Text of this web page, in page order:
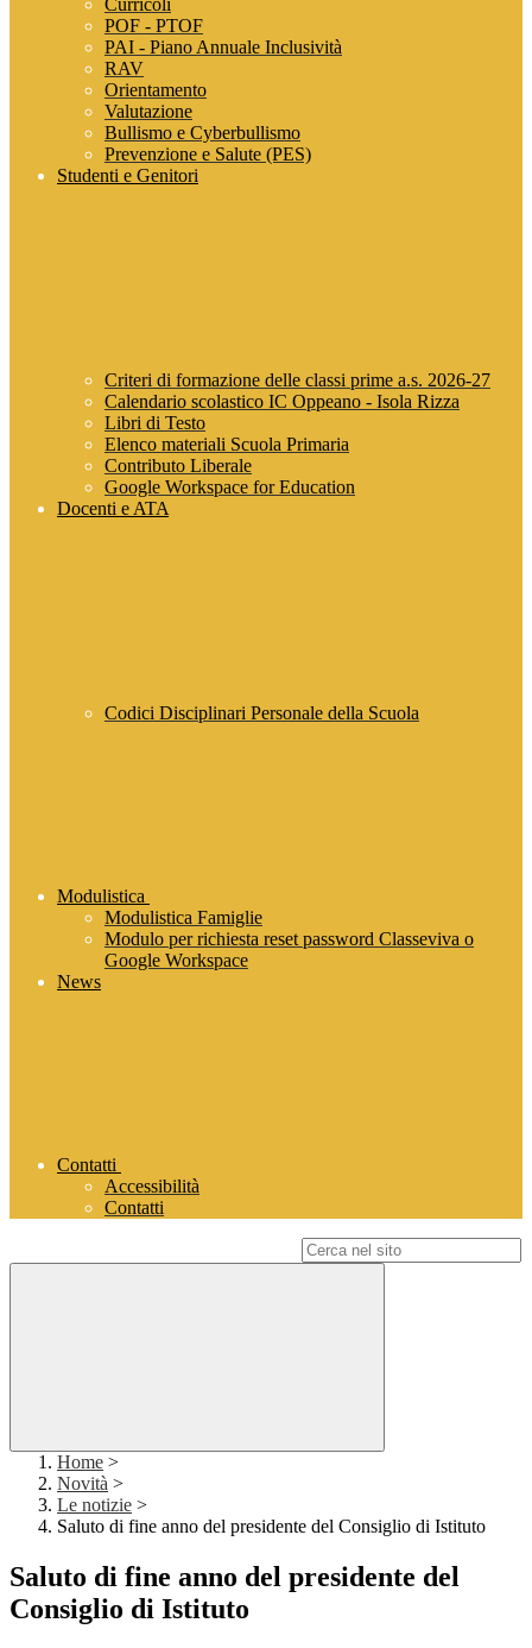
Curricoli
POF - PTOF
PAI - Piano Annuale Inclusività
RAV
Orientamento
Valutazione
Bullismo e Cyberbullismo
Prevenzione e Salute (PES)
Studenti e Genitori
Criteri di formazione delle classi prime a.s. 2026-27
Calendario scolastico IC Oppeano - Isola Rizza
Libri di Testo
Elenco materiali Scuola Primaria
Contributo Liberale
Google Workspace for Education
Docenti e ATA
Codici Disciplinari Personale della Scuola
Modulistica
Modulistica Famiglie
Modulo per richiesta reset password Classeviva o
Google Workspace
News
Contatti
Accessibilità
Contatti
Home >
Novità >
Le notizie >
Saluto di fine anno del presidente del Consiglio di Istituto
Saluto di fine anno del presidente del
Consiglio di Istituto